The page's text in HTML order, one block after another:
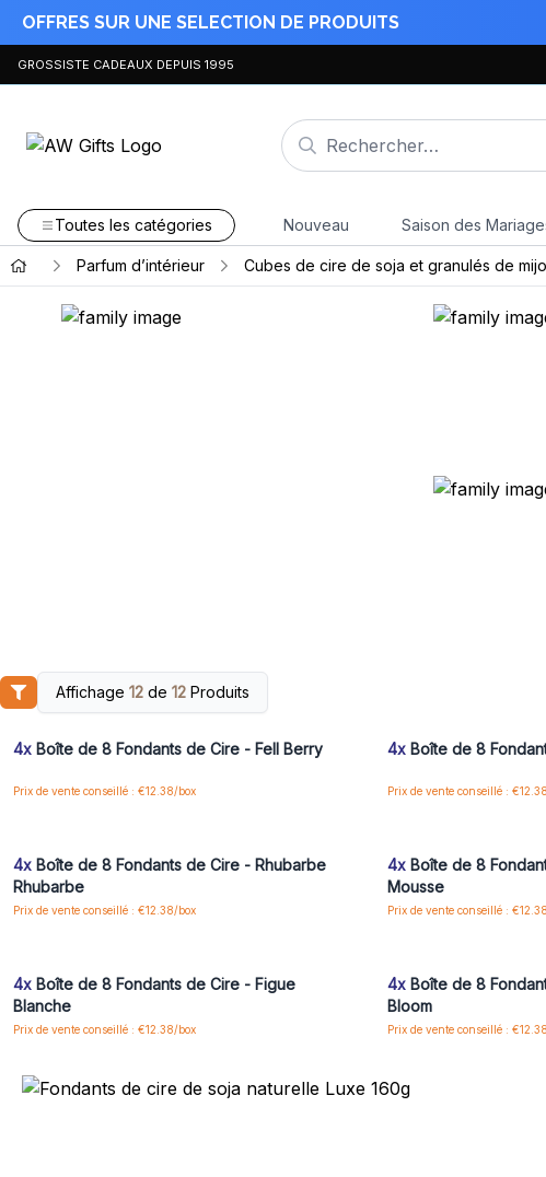
OFFRES SUR UNE SELECTION DE PRODUITS
GROSSISTE CADEAUX DEPUIS 1995
Toutes les catégories Nouveau Saison des
Parfum d’intérieur Cubes de cire de soja et granulés de
Affichage 12de 12Produits
Connectez-vous ou inscrivez-vous pour accéder
aux prix de gros
4x Boîte de 8 Fondants de Cire - Fell Berry
Prix de vente conseillé : €12.38/box
4x Boîte de 8
Prix de vente conseillé :
4x Boîte de 8 Fondants de Cire - Rhubarbe
Rhubarbe
Prix de vente conseillé : €12.38/box
4x Boîte de 8
Mousse
Prix de vente conseillé :
4x Boîte de 8 Fondants de Cire - Figue
Blanche
Prix de vente conseillé : €12.38/box
4x Boîte de 8
Bloom
Prix de vente conseillé :